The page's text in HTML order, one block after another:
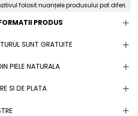
folosit nuanțele produsului pot diferi.
PRODUS
SUNT GRATUITE
PIELE NATURALA
SI DE PLATA